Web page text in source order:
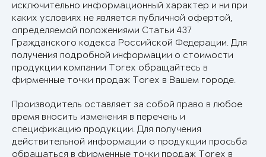
исключительно информационный характер и ни при
каких условиях не является публичной офертой,
определяемой положениями Статьи 437
Гражданского кодекса Российской Федерации. Для
получения подробной информации о стоимости
продукции компании Torex обращайтесь в
фирменные точки продаж Torex в Вашем городе.
Производитель оставляет за собой право в любое
время вносить изменения в перечень и
спецификацию продукции. Для получения
действительной информации о продукции просьба
обращаться в фирменные точки продаж Torex в